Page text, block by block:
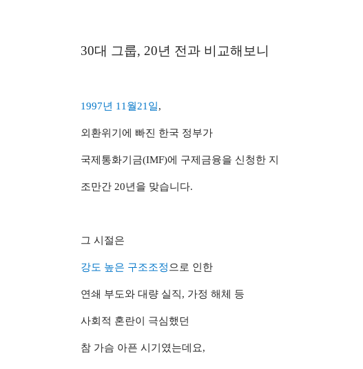
30대 그룹, 20년 전과 비교해보니
1997년 11월21일,
외환위기에 빠진 한국 정부가
국제통화기금(IMF)에 구제금융을 신청한 지
조만간 20년을 맞습니다.
그 시절은
강도 높은 구조조정으로 인한
연쇄 부도와 대량 실직, 가정 해체 등
사회적 혼란이 극심했던
참 가슴 아픈 시기였는데요,